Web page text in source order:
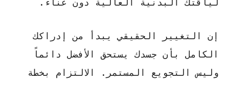
لياقتك البدنية العالية دون عناء.
إن التغيير الحقيقي يبدأ من إدراكك
الكامل بأن جسدك يستحق الأفضل دائماً
وليس التجويع المستمر. الالتزام بخطة